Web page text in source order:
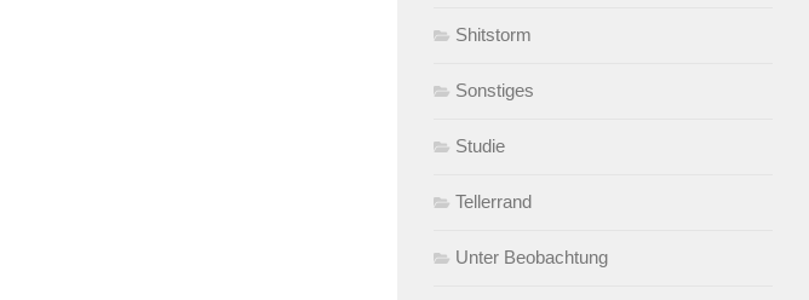
Shitstorm
Sonstiges
Studie
Tellerrand
Unter Beobachtung